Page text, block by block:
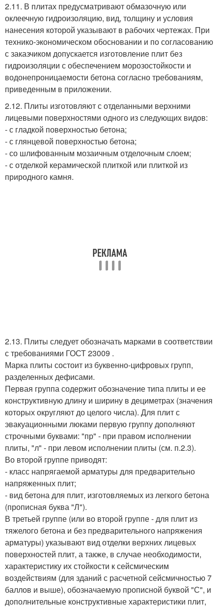
2.11. В плитах предусматривают обмазочную или
оклеечную гидроизоляцию, вид, толщину и условия
нанесения которой указывают в рабочих чертежах. При
технико-экономическом обосновании и по согласованию
с заказчиком допускается изготовление плит без
гидроизоляции с обеспечением морозостойкости и
водонепроницаемости бетона согласно требованиям,
приведенным в приложении.
2.12. Плиты изготовляют с отделанными верхними
лицевыми поверхностями одного из следующих видов:
- с гладкой поверхностью бетона;
- с глянцевой поверхностью бетона;
- со шлифованным мозаичным отделочным слоем;
- с отделкой керамической плиткой или плиткой из
природного камня.
2.13. Плиты следует обозначать марками в соответствии
с требованиями ГОСТ 23009 .
Марка плиты состоит из буквенно-цифровых групп,
разделенных дефисами.
Первая группа содержит обозначение типа плиты и ее
конструктивную длину и ширину в дециметрах (значения
которых округляют до целого числа). Для плит с
эвакуационными люками первую группу дополняют
строчными буквами: "пр" - при правом исполнении
плиты, "л" - при левом исполнении плиты (см. п.2.3).
Во второй группе приводят:
- класс напрягаемой арматуры для предварительно
напряженных плит;
- вид бетона для плит, изготовляемых из легкого бетона
(прописная буква "Л").
В третьей группе (или во второй группе - для плит из
тяжелого бетона и без предварительного напряжения
арматуры) указывают вид отделки верхних лицевых
поверхностей плит, а также, в случае необходимости,
характеристику их стойкости к сейсмическим
воздействиям (для зданий с расчетной сейсмичностью 7
баллов и выше), обозначаемую прописной буквой "С", и
дополнительные конструктивные характеристики плит,